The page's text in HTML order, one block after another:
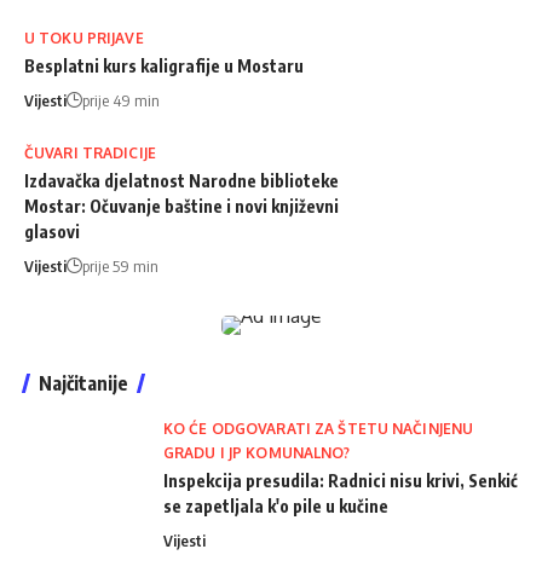
U TOKU PRIJAVE
Besplatni kurs kaligrafije u Mostaru
Vijesti prije 49 min
ČUVARI TRADICIJE
Izdavačka djelatnost Narodne biblioteke
Mostar: Očuvanje baštine i novi književni
glasovi
Vijesti prije 59 min
Najčitanije
KO ĆE ODGOVARATI ZA ŠTETU NAČINJENU
GRADU I JP KOMUNALNO?
Inspekcija presudila: Radnici nisu krivi, Senkić
se zapetljala k'o pile u kučine
Vijesti